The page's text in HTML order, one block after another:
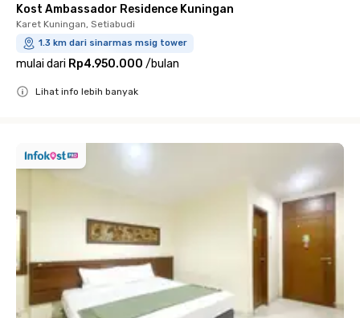
Kost Ambassador Residence Kuningan
Karet Kuningan, Setiabudi
1.3 km dari sinarmas msig tower
mulai dari Rp4.950.000 /bulan
Lihat info lebih banyak